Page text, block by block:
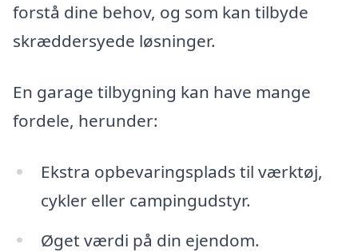
forstå dine behov, og som kan tilbyde
skræddersyede løsninger.
En garage tilbygning kan have mange
fordele, herunder:
Ekstra opbevaringsplads til værktøj,
cykler eller campingudstyr.
Øget værdi på din ejendom.